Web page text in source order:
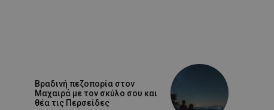
Βραδινή πεζοπορία στον
Μαχαιρά με τον σκύλο σου και
θέα τις Περσείδες